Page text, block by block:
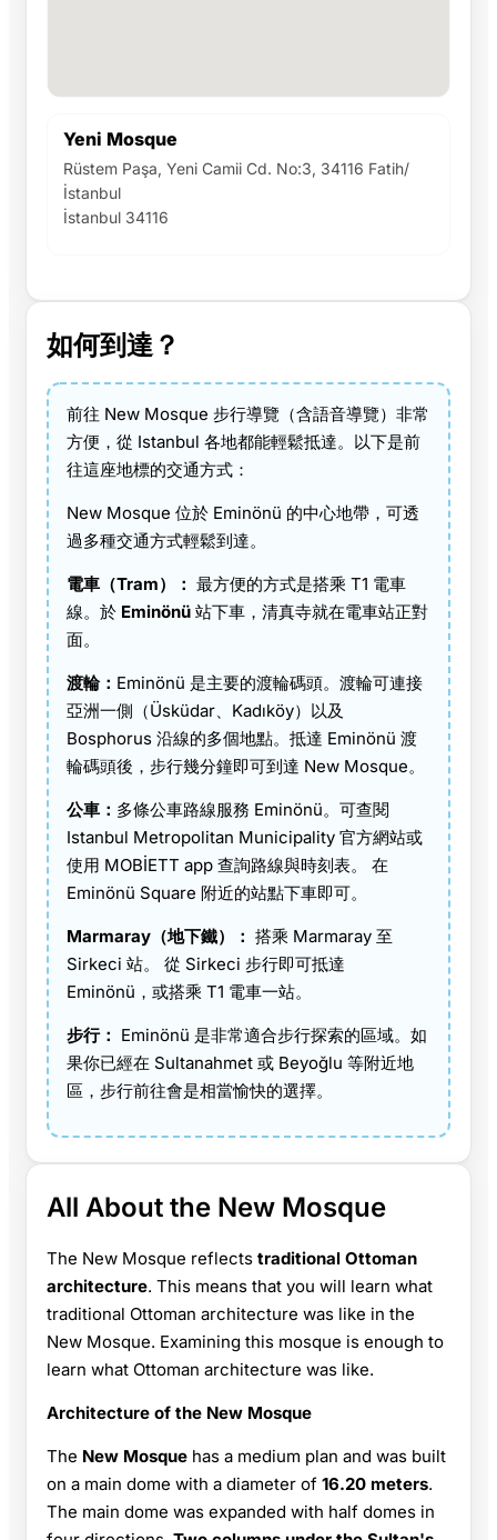
Yeni Mosque
Rüstem Paşa, Yeni Camii Cd. No:3, 34116 Fatih/
İstanbul
İstanbul 34116
如何到達？
前往 New Mosque 步行導覽（含語音導覽）非常
方便，從 Istanbul 各地都能輕鬆抵達。以下是前
往這座地標的交通方式：
New Mosque 位於 Eminönü 的中心地帶，可透
過多種交通方式輕鬆到達。
電車（Tram）： 最方便的方式是搭乘 T1 電車
線。於 Eminönü 站下車，清真寺就在電車站正對
面。
渡輪： Eminönü 是主要的渡輪碼頭。渡輪可連接
亞洲一側（Üsküdar、Kadıköy）以及
Bosphorus 沿線的多個地點。抵達 Eminönü 渡
輪碼頭後，步行幾分鐘即可到達 New Mosque。
公車： 多條公車路線服務 Eminönü。可查閱
Istanbul Metropolitan Municipality 官方網站或
使用 MOBİETT app 查詢路線與時刻表。 在
Eminönü Square 附近的站點下車即可。
Marmaray（地下鐵）： 搭乘 Marmaray 至
Sirkeci 站。 從 Sirkeci 步行即可抵達
Eminönü，或搭乘 T1 電車一站。
步行： Eminönü 是非常適合步行探索的區域。如
果你已經在 Sultanahmet 或 Beyoğlu 等附近地
區，步行前往會是相當愉快的選擇。
All About the New Mosque
The New Mosque reflects traditional Ottoman
architecture. This means that you will learn what
traditional Ottoman architecture was like in the
New Mosque. Examining this mosque is enough to
learn what Ottoman architecture was like.
Architecture of the New Mosque
The New Mosque has a medium plan and was built
on a main dome with a diameter of 16.20 meters.
The main dome was expanded with half domes in